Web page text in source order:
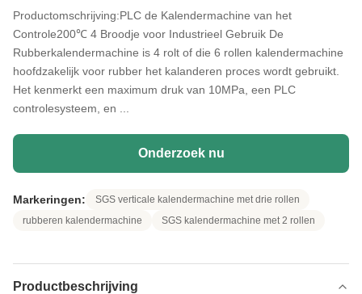
Productomschrijving:PLC de Kalendermachine van het
Controle200℃ 4 Broodje voor Industrieel Gebruik De
Rubberkalendermachine is 4 rolt of die 6 rollen kalendermachine
hoofdzakelijk voor rubber het kalanderen proces wordt gebruikt.
Het kenmerkt een maximum druk van 10MPa, een PLC
controlesysteem, en ...
Onderzoek nu
Markeringen:
SGS verticale kalendermachine met drie rollen
rubberen kalendermachine
SGS kalendermachine met 2 rollen
Productbeschrijving